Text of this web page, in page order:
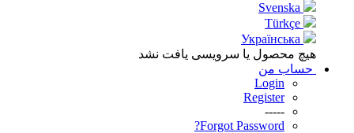
Svenska
Türkçe
Українська
هیچ محصول یا سرویسی یافت نشد
حساب من
Login
Register
-----
Forgot Password?